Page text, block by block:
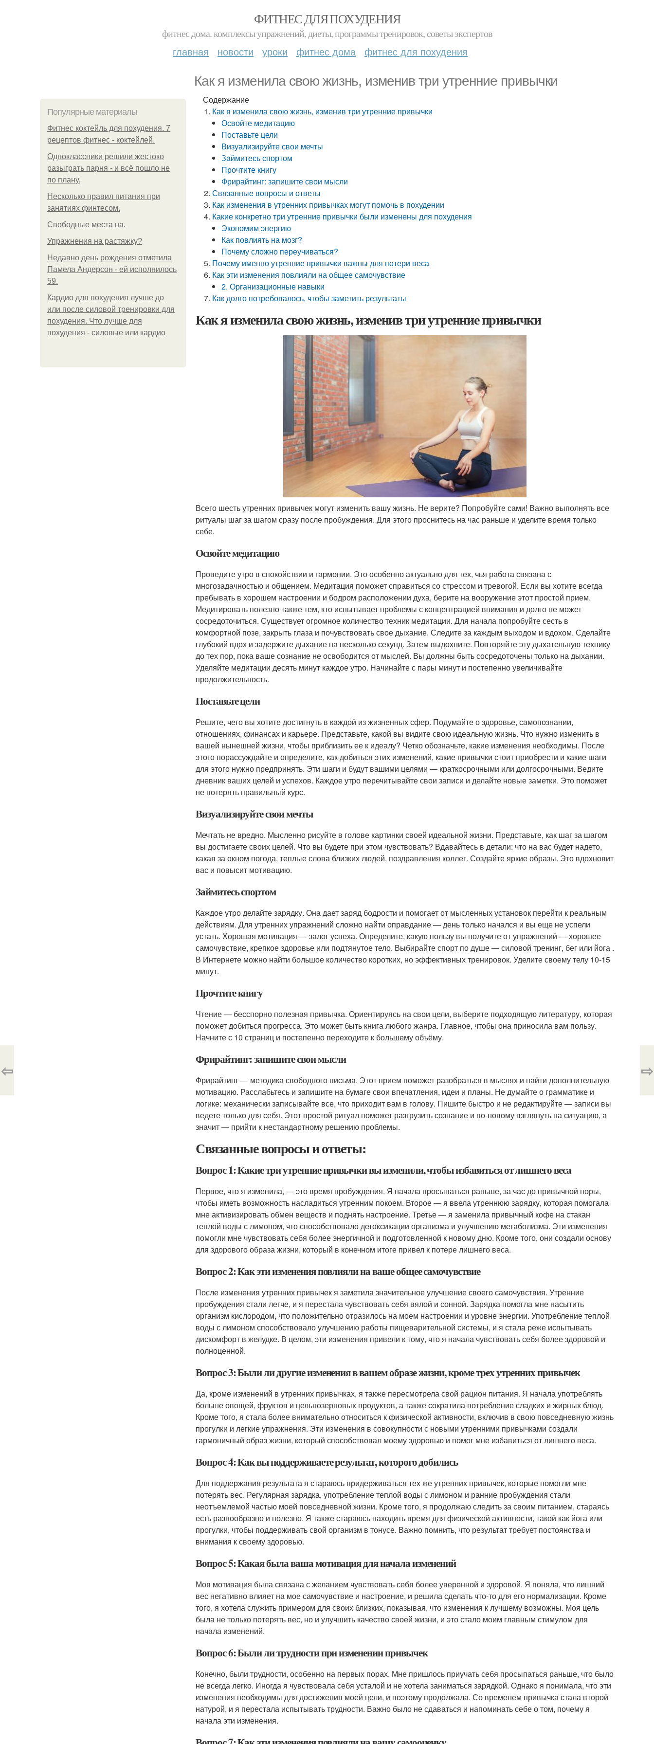
ФИТНЕС ДЛЯ ПОХУДЕНИЯ
фитнес дома. комплексы упражнений, диеты, программы тренировок, советы экспертов
главная новости уроки фитнес дома фитнес для похудения
Как я изменила свою жизнь, изменив три утренние привычки
Популярные материалы
Фитнес коктейль для похудения. 7
рецептов фитнес - коктейлей.
Одноклассники решили жестоко
разыграть парня - и всё пошло не
по плану.
Несколько правил питания при
занятиях финтесом.
Свободные места на.
Упражнения на растяжку?
Недавно день рождения отметила
Памела Андерсон - ей исполнилось
59.
Кардио для похудения лучше до
или после силовой тренировки для
похудения. Что лучше для
похудения - силовые или кардио
Содержание
Как я изменила свою жизнь, изменив три утренние привычки
Освойте медитацию
Поставьте цели
Визуализируйте свои мечты
Займитесь спортом
Прочтите книгу
Фрирайтинг: запишите свои мысли
Связанные вопросы и ответы
Как изменения в утренних привычках могут помочь в похудении
Какие конкретно три утренние привычки были изменены для похудения
Экономим энергию
Как повлиять на мозг?
Почему сложно переучиваться?
Почему именно утренние привычки важны для потери веса
Как эти изменения повлияли на общее самочувствие
2. Организационные навыки
Как долго потребовалось, чтобы заметить результаты
Как я изменила свою жизнь, изменив три утренние привычки
Всего шесть утренних привычек могут изменить вашу жизнь. Не верите? Попробуйте сами! Важно выполнять все
ритуалы шаг за шагом сразу после пробуждения. Для этого проснитесь на час раньше и уделите время только
себе.
Освойте медитацию
Проведите утро в спокойствии и гармонии. Это особенно актуально для тех, чья работа связана с
многозадачностью и общением. Медитация поможет справиться со стрессом и тревогой. Если вы хотите всегда
пребывать в хорошем настроении и бодром расположении духа, берите на вооружение этот простой прием.
Медитировать полезно также тем, кто испытывает проблемы с концентрацией внимания и долго не может
сосредоточиться. Существует огромное количество техник медитации. Для начала попробуйте сесть в
комфортной позе, закрыть глаза и почувствовать свое дыхание. Следите за каждым выходом и вдохом. Сделайте
глубокий вдох и задержите дыхание на несколько секунд. Затем выдохните. Повторяйте эту дыхательную технику
до тех пор, пока ваше сознание не освободится от мыслей. Вы должны быть сосредоточены только на дыхании.
Уделяйте медитации десять минут каждое утро. Начинайте с пары минут и постепенно увеличивайте
продолжительность.
Поставьте цели
Решите, чего вы хотите достигнуть в каждой из жизненных сфер. Подумайте о здоровье, самопознании,
отношениях, финансах и карьере. Представьте, какой вы видите свою идеальную жизнь. Что нужно изменить в
вашей нынешней жизни, чтобы приблизить ее к идеалу? Четко обозначьте, какие изменения необходимы. После
этого порассуждайте и определите, как добиться этих изменений, какие привычки стоит приобрести и какие шаги
для этого нужно предпринять. Эти шаги и будут вашими целями — краткосрочными или долгосрочными. Ведите
дневник ваших целей и успехов. Каждое утро перечитывайте свои записи и делайте новые заметки. Это поможет
не потерять правильный курс.
Визуализируйте свои мечты
Мечтать не вредно. Мысленно рисуйте в голове картинки своей идеальной жизни. Представьте, как шаг за шагом
вы достигаете своих целей. Что вы будете при этом чувствовать? Вдавайтесь в детали: что на вас будет надето,
какая за окном погода, теплые слова близких людей, поздравления коллег. Создайте яркие образы. Это вдохновит
вас и повысит мотивацию.
Займитесь спортом
Каждое утро делайте зарядку. Она дает заряд бодрости и помогает от мысленных установок перейти к реальным
действиям. Для утренних упражнений сложно найти оправдание — день только начался и вы еще не успели
устать. Хорошая мотивация — залог успеха. Определите, какую пользу вы получите от упражнений — хорошее
самочувствие, крепкое здоровье или подтянутое тело. Выбирайте спорт по душе — силовой тренинг, бег или йога .
В Интернете можно найти большое количество коротких, но эффективных тренировок. Уделите своему телу 10-15
минут.
Прочтите книгу
Чтение — бесспорно полезная привычка. Ориентируясь на свои цели, выберите подходящую литературу, которая
поможет добиться прогресса. Это может быть книга любого жанра. Главное, чтобы она приносила вам пользу.
Начните с 10 страниц и постепенно переходите к большему объёму.
Фрирайтинг: запишите свои мысли
Фрирайтинг — методика свободного письма. Этот прием поможет разобраться в мыслях и найти дополнительную
мотивацию. Расслабьтесь и запишите на бумаге свои впечатления, идеи и планы. Не думайте о грамматике и
логике: механически записывайте все, что приходит вам в голову. Пишите быстро и не редактируйте — записи вы
ведете только для себя. Этот простой ритуал поможет разгрузить сознание и по-новому взглянуть на ситуацию, а
значит — прийти к нестандартному решению проблемы.
Связанные вопросы и ответы:
Вопрос 1: Какие три утренние привычки вы изменили, чтобы избавиться от лишнего веса
Первое, что я изменила, — это время пробуждения. Я начала просыпаться раньше, за час до привычной поры,
чтобы иметь возможность насладиться утренним покоем. Второе — я ввела утреннюю зарядку, которая помогала
мне активизировать обмен веществ и поднять настроение. Третье — я заменила привычный кофе на стакан
теплой воды с лимоном, что способствовало детоксикации организма и улучшению метаболизма. Эти изменения
помогли мне чувствовать себя более энергичной и подготовленной к новому дню. Кроме того, они создали основу
для здорового образа жизни, который в конечном итоге привел к потере лишнего веса.
Вопрос 2: Как эти изменения повлияли на ваше общее самочувствие
После изменения утренних привычек я заметила значительное улучшение своего самочувствия. Утренние
пробуждения стали легче, и я перестала чувствовать себя вялой и сонной. Зарядка помогла мне насытить
организм кислородом, что положительно отразилось на моем настроении и уровне энергии. Употребление теплой
воды с лимоном способствовало улучшению работы пищеварительной системы, и я стала реже испытывать
дискомфорт в желудке. В целом, эти изменения привели к тому, что я начала чувствовать себя более здоровой и
полноценной.
Вопрос 3: Были ли другие изменения в вашем образе жизни, кроме трех утренних привычек
Да, кроме изменений в утренних привычках, я также пересмотрела свой рацион питания. Я начала употреблять
больше овощей, фруктов и цельнозерновых продуктов, а также сократила потребление сладких и жирных блюд.
Кроме того, я стала более внимательно относиться к физической активности, включив в свою повседневную жизнь
прогулки и легкие упражнения. Эти изменения в совокупности с новыми утренними привычками создали
гармоничный образ жизни, который способствовал моему здоровью и помог мне избавиться от лишнего веса.
Вопрос 4: Как вы поддерживаете результат, которого добились
Для поддержания результата я стараюсь придерживаться тех же утренних привычек, которые помогли мне
потерять вес. Регулярная зарядка, употребление теплой воды с лимоном и ранние пробуждения стали
неотъемлемой частью моей повседневной жизни. Кроме того, я продолжаю следить за своим питанием, стараясь
есть разнообразно и полезно. Я также стараюсь находить время для физической активности, такой как йога или
прогулки, чтобы поддерживать свой организм в тонусе. Важно помнить, что результат требует постоянства и
внимания к своему здоровью.
Вопрос 5: Какая была ваша мотивация для начала изменений
Моя мотивация была связана с желанием чувствовать себя более уверенной и здоровой. Я поняла, что лишний
вес негативно влияет на мое самочувствие и настроение, и решила сделать что-то для его нормализации. Кроме
того, я хотела служить примером для своих близких, показывая, что изменения к лучшему возможны. Моя цель
была не только потерять вес, но и улучшить качество своей жизни, и это стало моим главным стимулом для
начала изменений.
Вопрос 6: Были ли трудности при изменении привычек
Конечно, были трудности, особенно на первых порах. Мне пришлось приучать себя просыпаться раньше, что было
не всегда легко. Иногда я чувствовала себя усталой и не хотела заниматься зарядкой. Однако я понимала, что эти
изменения необходимы для достижения моей цели, и поэтому продолжала. Со временем привычка стала второй
натурой, и я перестала испытывать трудности. Важно было не сдаваться и напоминать себе о том, почему я
начала эти изменения.
⇦ ⇨